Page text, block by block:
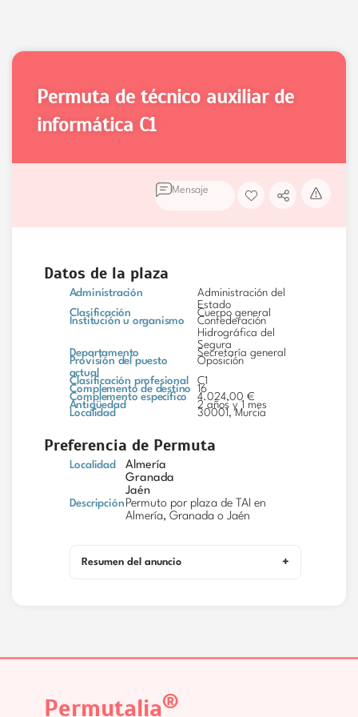
permuta de técnico auxiliar de
informática C1
Mensaje
Datos de la plaza
Administración
Administración del
Estado
Clasificación Cuerpo general
Institución u organismo
Confederación
Hidrográfica del
Segura
Departamento Secretaría general
Provisión del puesto
actual
Oposición
Clasificación profesional
C1
Complemento de destino 16
Complemento específico 4.024,00 €
Antigüedad 2 años y 1 mes
Localidad 30001, Murcia
Preferencia de Permuta
Localidad
Almería
Granada
Jaén
Descripción Permuto por plaza de TAI en
Almería, Granada o Jaén
Resumen del anuncio
Permutalia®